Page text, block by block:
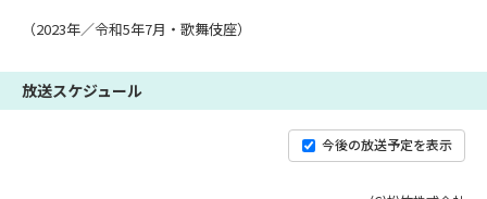
（2023年／令和5年7月・歌舞伎座）
放送スケジュール
今後の放送予定を表示